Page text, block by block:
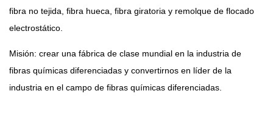
fibra no tejida, fibra hueca, fibra giratoria y remolque de flocado
electrostático.
Misión: crear una fábrica de clase mundial en la industria de
fibras químicas diferenciadas y convertirnos en líder de la
industria en el campo de fibras químicas diferenciadas.